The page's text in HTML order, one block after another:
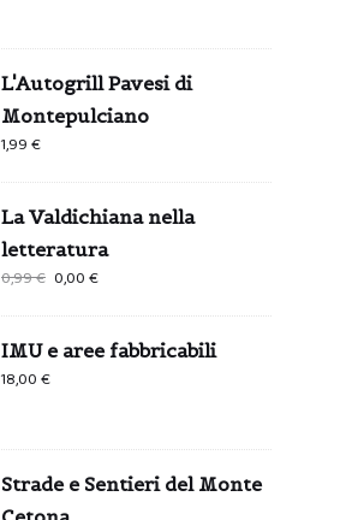
L'Autogrill Pavesi di
Montepulciano
1,99€
La Valdichiana nella
letteratura
0,99€
era:
0,99 €.
0,00€
è:
IMU e aree fabbricabili
18,00€
Strade e Sentieri del Monte